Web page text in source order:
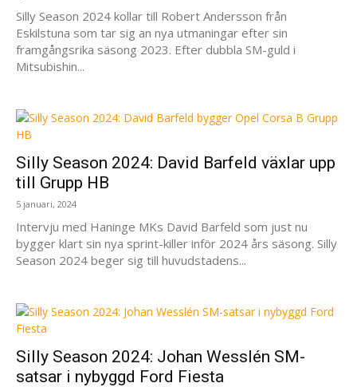
Silly Season 2024 kollar till Robert Andersson från
Eskilstuna som tar sig an nya utmaningar efter sin
framgångsrika säsong 2023. Efter dubbla SM-guld i
Mitsubishin...
Silly Season 2024: David Barfeld växlar upp
till Grupp HB
5 januari, 2024
Intervju med Haninge MKs David Barfeld som just nu
bygger klart sin nya sprint-killer inför 2024 års säsong. Silly
Season 2024 beger sig till huvudstadens...
Silly Season 2024: Johan Wesslén SM-
satsar i nybyggd Ford Fiesta